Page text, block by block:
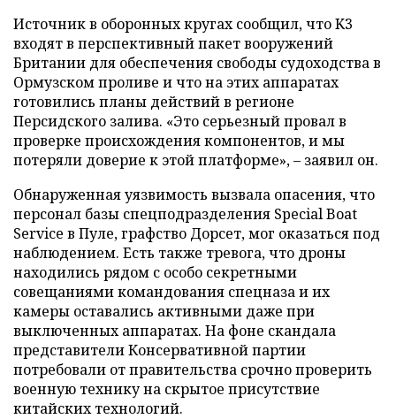
Источник в оборонных кругах сообщил, что K3
входят в перспективный пакет вооружений
Британии для обеспечения свободы судоходства в
Ормузском проливе и что на этих аппаратах
готовились планы действий в регионе
Персидского залива. «Это серьезный провал в
проверке происхождения компонентов, и мы
потеряли доверие к этой платформе», – заявил он.
Обнаруженная уязвимость вызвала опасения, что
персонал базы спецподразделения Special Boat
Service в Пуле, графство Дорсет, мог оказаться под
наблюдением. Есть также тревога, что дроны
находились рядом с особо секретными
совещаниями командования спецназа и их
камеры оставались активными даже при
выключенных аппаратах. На фоне скандала
представители Консервативной партии
потребовали от правительства срочно проверить
военную технику на скрытое присутствие
китайских технологий.